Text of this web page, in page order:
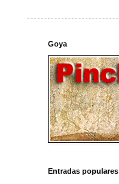
Goya
Entradas populares